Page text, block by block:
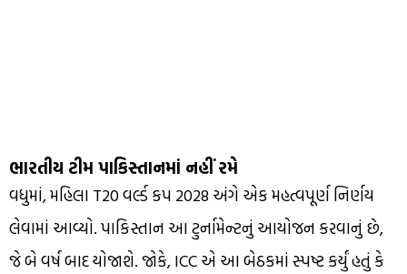
ભારતીય ટીમ પાકિસ્તાનમાં નહીં રમે
વધુમાં, મહિલા T20 વર્લ્ડ કપ 2028 અંગે એક મહત્વપૂર્ણ નિર્ણય
લેવામાં આવ્યો. પાકિસ્તાન આ ટુર્નામેન્ટનું આયોજન કરવાનું છે,
જે બે વર્ષ બાદ યોજાશે. જોકે, ICC એ આ બેઠકમાં સ્પષ્ટ કર્યું હતું કે